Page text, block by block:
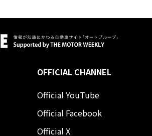
OFFICIAL CHANNEL
Official YouTube
Official Facebook
Official X